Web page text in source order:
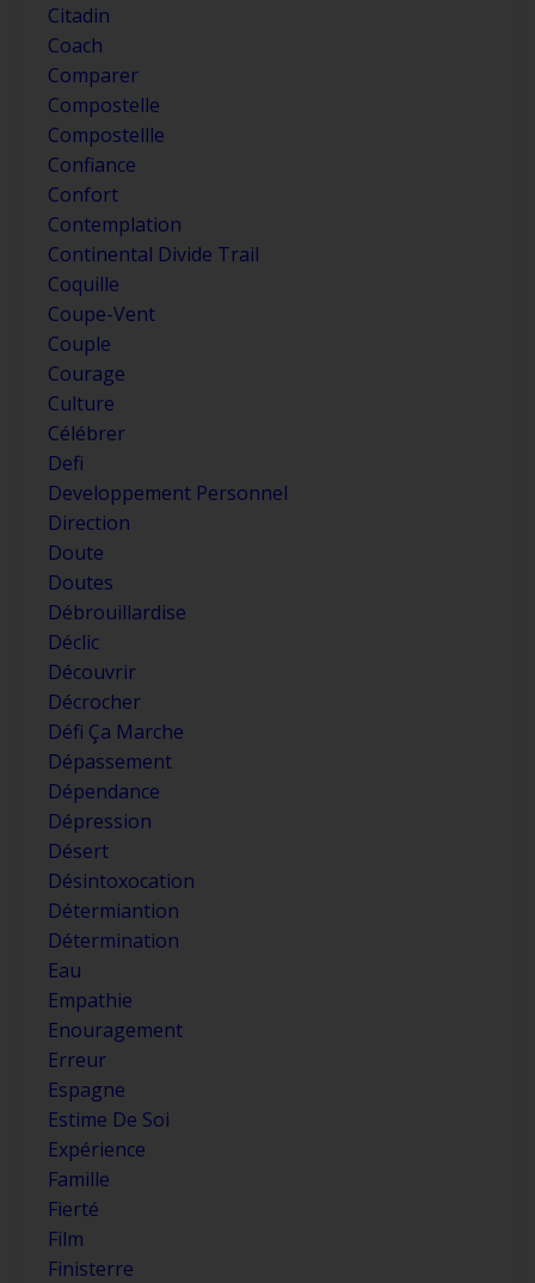
Citadin
Coach
Comparer
Compostelle
Compostellle
Confiance
Confort
Contemplation
Continental Divide Trail
Coquille
Coupe-Vent
Couple
Courage
Culture
Célébrer
Defi
Developpement Personnel
Direction
Doute
Doutes
Débrouillardise
Déclic
Découvrir
Décrocher
Défi Ça Marche
Dépassement
Dépendance
Dépression
Désert
Désintoxocation
Détermiantion
Détermination
Eau
Empathie
Enouragement
Erreur
Espagne
Estime De Soi
Expérience
Famille
Fierté
Film
Finisterre